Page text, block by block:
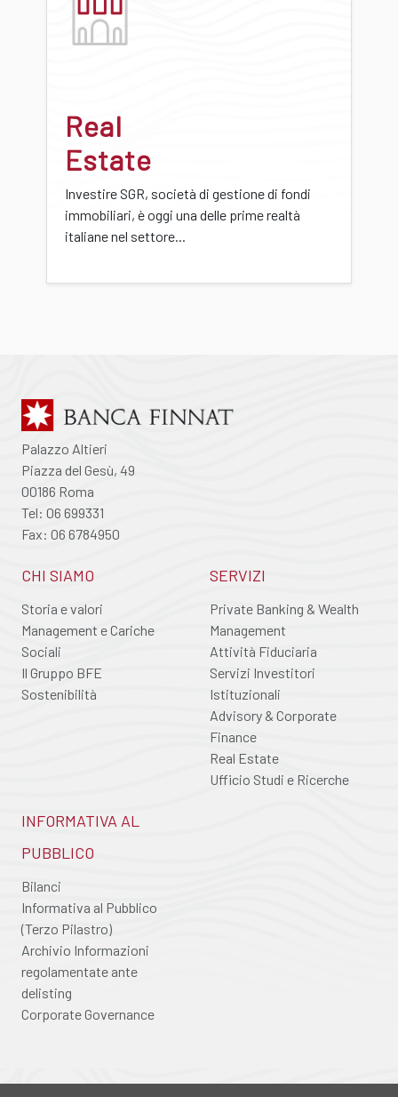
Real
Estate
Investire SGR, società di gestione di fondi
immobiliari, è oggi una delle prime realtà
italiane nel settore...
Palazzo Altieri
Piazza del Gesù, 49
00186 Roma
Tel: 06 699331
Fax: 06 6784950
CHI SIAMO
Storia e valori
Management e Cariche
Sociali
Il Gruppo BFE
Sostenibilità
SERVIZI
Private Banking & Wealth
Management
Attività Fiduciaria
Servizi Investitori
Istituzionali
Advisory & Corporate
Finance
Real Estate
Ufficio Studi e Ricerche
INFORMATIVA AL
PUBBLICO
Bilanci
Informativa al Pubblico
(Terzo Pilastro)
Archivio Informazioni
regolamentate ante
delisting
Corporate Governance